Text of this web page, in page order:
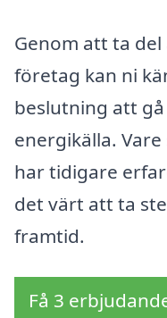
Genom att ta
företag kan ni
beslutning att
energikälla.
har tidigare
det värt att ta
framtid.
Få 3